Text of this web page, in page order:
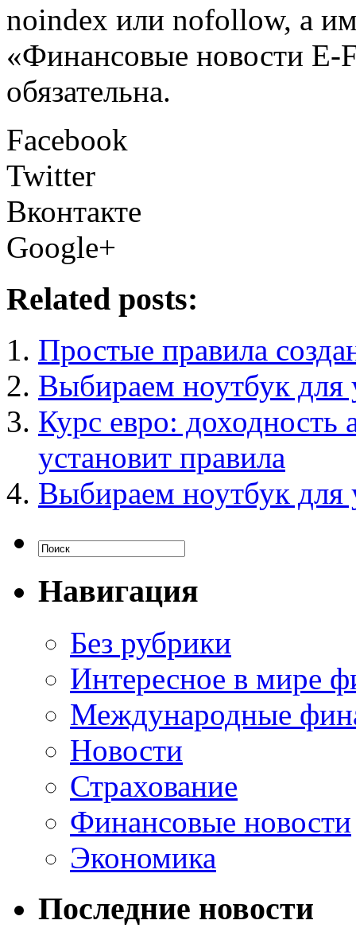
noindex или nofollow, а
«Финансовые новости
обязательна.
Facebook
Twitter
Вконтакте
Google+
Related posts:
Простые правила
Выбираем ноутбук для
Курс евро: доходность
установит правила
Выбираем ноутбук для
Навигация
Без рубрики
Интересное в мире
Международные
Новости
Страхование
Финансовые новости
Экономика
Последние новости